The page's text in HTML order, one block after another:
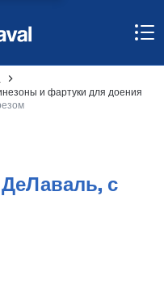
и фартуки для доения
с